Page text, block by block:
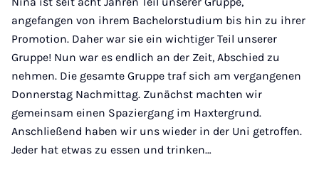
angefangen von ihrem Bachelorstudium bis hin zu ihrer
Promotion. Daher war sie ein wichtiger Teil unserer
Gruppe! Nun war es endlich an der Zeit, Abschied zu
nehmen. Die gesamte Gruppe traf sich am vergangenen
Donnerstag Nachmittag. Zunächst machten wir
gemeinsam einen Spaziergang im Haxtergrund.
Anschließend haben wir uns wieder in der Uni getroffen.
Jeder hat etwas zu essen und trinken…